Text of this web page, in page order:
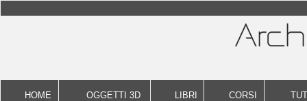
HOME OGGETTI 3D LIBRI CORSI